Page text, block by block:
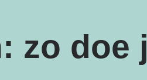
zo doe